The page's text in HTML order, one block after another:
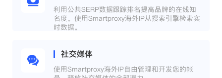
利用公共SERP数据跟踪排名提高品牌的在线知
名度。使用Smartproxy海外IP从搜索引擎检索实
时数据。
社交媒体
使用Smartproxy海外IP自由管理和开发您的帐